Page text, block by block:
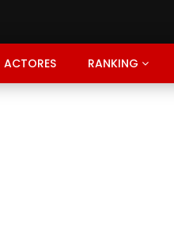
ACTORES RANKING